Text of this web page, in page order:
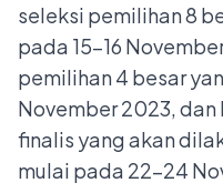
seleksi pemilihan 8
pada 15–16
pemilihan 4 besar
November 2023,
finalis yang akan
mulai pada 22–24